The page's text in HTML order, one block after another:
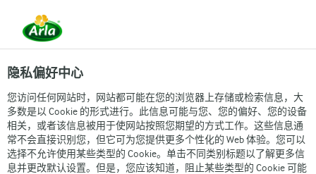
品牌故事
了解更多
隐私偏好中心
您访问任何网站时，网站都可能在您的浏览器上存储或检索信息，大
多数是以 Cookie 的形式进行。此信息可能与您、您的偏好、您的设备
相关，或者该信息被用于使网站按照您期望的方式工作。这些信息通
常不会直接识别您，但它可为您提供更多个性化的 Web 体验。您可以
选择不允许使用某些类型的 Cookie。单击不同类别标题以了解更多信
息并更改默认设置。但是，您应该知道，阻止某些类型的 Cookie 可能